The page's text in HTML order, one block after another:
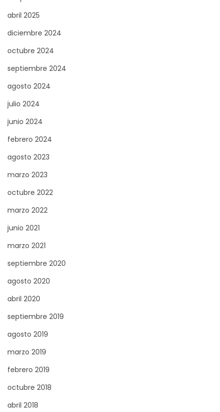
abril 2025
diciembre 2024
octubre 2024
septiembre 2024
agosto 2024
julio 2024
junio 2024
febrero 2024
agosto 2023
marzo 2023
octubre 2022
marzo 2022
junio 2021
marzo 2021
septiembre 2020
agosto 2020
abril 2020
septiembre 2019
agosto 2019
marzo 2019
febrero 2019
octubre 2018
abril 2018